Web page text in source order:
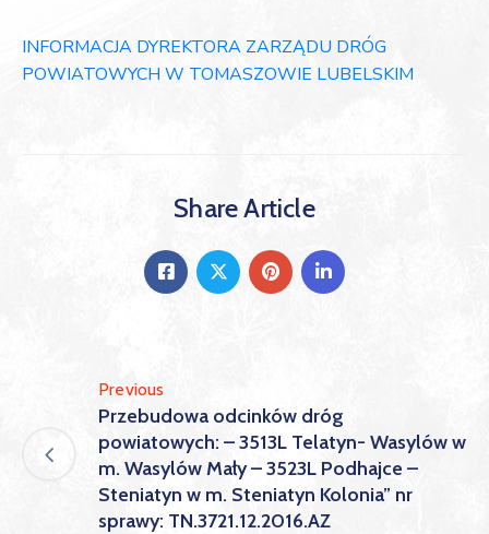
INFORMACJA DYREKTORA ZARZĄDU DRÓG
POWIATOWYCH W TOMASZOWIE LUBELSKIM
Share Article
Previous
Przebudowa odcinków dróg
powiatowych: – 3513L Telatyn- Wasylów w
m. Wasylów Mały – 3523L Podhajce –
Steniatyn w m. Steniatyn Kolonia” nr
sprawy: TN.3721.12.2016.AZ